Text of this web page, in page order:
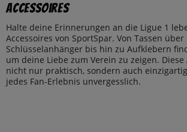
Accessoires
Halte deine Erinnerungen an die Ligue 1
Accessoires von SportSpar. Von Tassen über
Schlüsselanhänger bis hin zu Aufklebern
um deine Liebe zum Verein zu zeigen. Diese
nicht nur praktisch, sondern auch
jedes Fan-Erlebnis unvergesslich.